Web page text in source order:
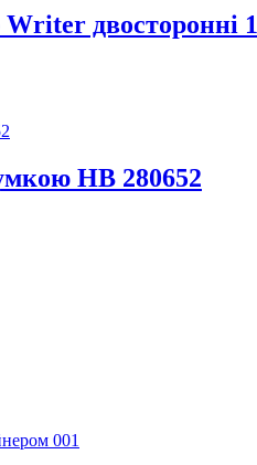
двосторонні
HB 280652